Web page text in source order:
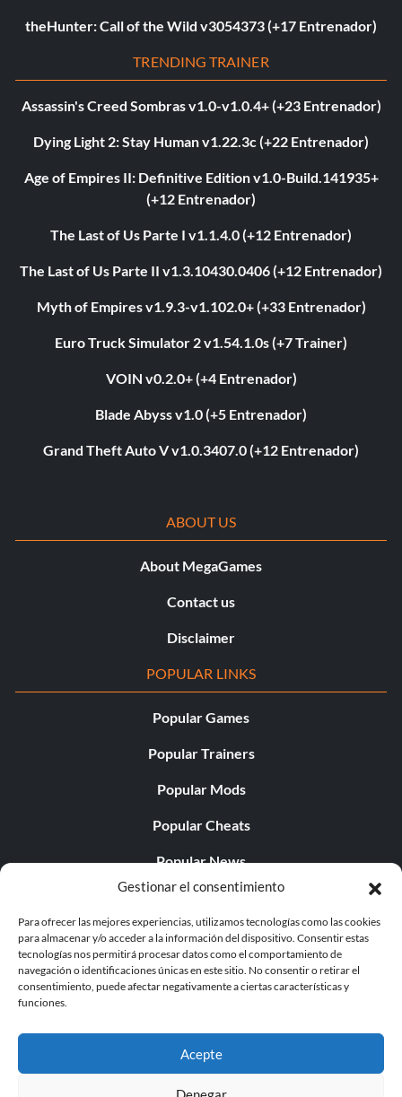
Gestionar el consentimiento
Para ofrecer las mejores experiencias, utilizamos tecnologías como las cookies
para almacenar y/o acceder a la información del dispositivo. Consentir estas
tecnologías nos permitirá procesar datos como el comportamiento de
navegación o identificaciones únicas en este sitio. No consentir o retirar el
consentimiento, puede afectar negativamente a ciertas características y
funciones.
Acepte
theHunter: Call of the Wild v3054373 (+17 Entrenador)
TRENDING TRAINER
Assassin's Creed Sombras v1.0-v1.0.4+ (+23 Entrenador)
Dying Light 2: Stay Human v1.22.3c (+22 Entrenador)
Age of Empires II: Definitive Edition v1.0-Build.141935+
(+12 Entrenador)
The Last of Us Parte I v1.1.4.0 (+12 Entrenador)
The Last of Us Parte II v1.3.10430.0406 (+12 Entrenador)
Myth of Empires v1.9.3-v1.102.0+ (+33 Entrenador)
Euro Truck Simulator 2 v1.54.1.0s (+7 Trainer)
VOIN v0.2.0+ (+4 Entrenador)
Blade Abyss v1.0 (+5 Entrenador)
Grand Theft Auto V v1.0.3407.0 (+12 Entrenador)
ABOUT US
About MegaGames
Contact us
Disclaimer
POPULAR LINKS
Popular Games
Popular Trainers
Popular Mods
Popular Cheats
Popular News
Popular Editorials
Popular Free Games
LATEST UPDATES